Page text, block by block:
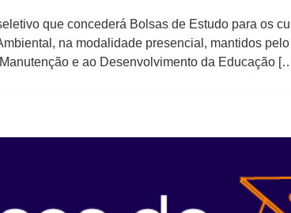
que concederá Bolsas de Estudo para os
na modalidade presencial, mantidos
e ao Desenvolvimento da Educação